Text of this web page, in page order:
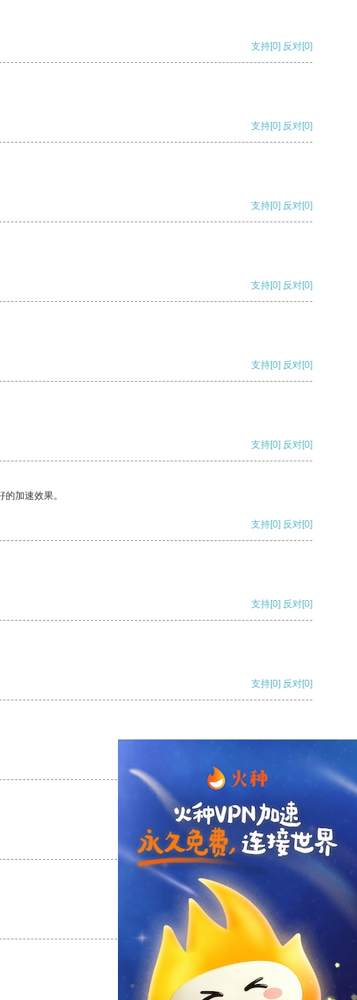
支持[0] 反对[0]
支持[0] 反对[0]
支持[0] 反对[0]
支持[0] 反对[0]
支持[0] 反对[0]
支持[0] 反对[0]
加速效果。
支持[0] 反对[0]
支持[0] 反对[0]
支持[0] 反对[0]
支持 [0] 反对[0]
支持[0] 反对